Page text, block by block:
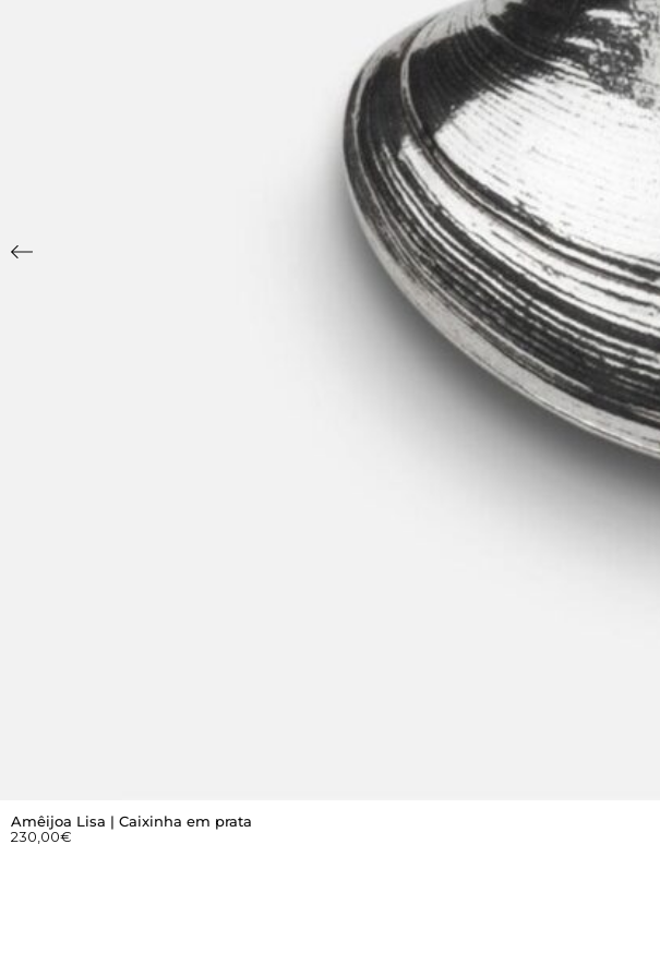
Amêijoa Lisa | Caixinha em prata
230,00€